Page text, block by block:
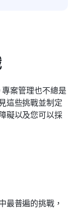
案管理也不總是
這些挑戰並制定
礙以及您可以採
最普遍的挑戰，